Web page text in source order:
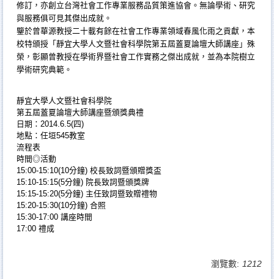
修訂，亦創立台灣社會工作專業服務品質策進協會。無論學術、研究
與服務俱可見其傑出成就。
鑒於曾華源教授二十載有餘在社會工作專業領域春風化雨之貢獻，本
校特頒授「靜宜大學人文暨社會科學院第五屆蓋夏論壇大師講座」殊
榮，彰顯曾教授在學術界暨社會工作實務之傑出成就，並為本院樹立
學術研究典範。
靜宜大學人文暨社會科學院
第五屆蓋夏論壇大師講座暨頒獎典禮
日期：2014.6.5(四)
地點：任垣545教室
流程表
時間◎活動
15:00-15:10(10分鐘) 校長致詞暨頒贈獎盃
15:10-15:15(5分鐘) 院長致詞暨頒獎牌
15:15-15:20(5分鐘) 主任致詞暨致贈禮物
15:20-15:30(10分鐘) 合照
15:30-17:00 講座時間
17:00 禮成
瀏覽數: 1212